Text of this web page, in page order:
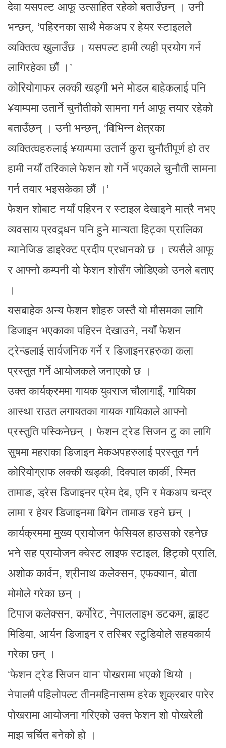
देवा यसपल्ट आफू उत्साहित रहेको बताउँछन् । उनी
भन्छन्, ‘पहिरनका साथै मेकअप र हेयर स्टाइलले
व्यक्तित्व खुलाउँछ । यसपल्ट हामी त्यही प्रयोग गर्न
लागिरहेका छौं ।’
कोरियोगाफर लक्की खड्गी भने मोडल बाहेकलाई पनि
¥याम्पमा उतार्ने चुनौतीको सामना गर्न आफू तयार रहेको
बताउँछन् । उनी भन्छन्, ‘विभिन्न क्षेत्रका
व्यक्तित्वहरुलाई ¥याम्पमा उतार्ने कुरा चुनौतीपूर्ण हो तर
हामी नयाँ तरिकाले फेशन शो गर्ने भएकाले चुनौती सामना
गर्न तयार भइसकेका छौं ।’
फेशन शोबाट नयाँ पहिरन र स्टाइल देखाइने मात्रै नभए
व्यवसाय प्रवद्र्धन पनि हुने मान्यता हिट्का प्रालिका
म्यानेजिङ डाइरेक्ट प्रदीप प्रधानको छ । त्यसैले आफू
र आफ्नो कम्पनी यो फेशन शोसँग जोडिएको उनले बताए
।
यसबाहेक अन्य फेशन शोहरु जस्तै यो मौसमका लागि
डिजाइन भएकाका पहिरन देखाउने, नयाँ फेशन
ट्रेन्डलाई सार्वजनिक गर्ने र डिजाइनरहरुका कला
प्रस्तुत गर्ने आयोजकले जनाएको छ ।
उक्त कार्यक्रममा गायक युवराज चौलागाइँ, गायिका
आस्था राउत लगायतका गायक गायिकाले आफ्नो
प्रस्तुति पस्किनेछन् । फेशन ट्रेड सिजन टु का लागि
सुषमा महराका डिजाइन मेकअपहरुलाई प्रस्तुत गर्न
कोरियोग्राफ लक्की खड्की, दिक्पाल कार्की, स्मित
तामाङ, ड्रेस डिजाइनर प्रेम देब, एनि र मेकअप चन्द्र
लामा र हेयर डिजाइनमा बिगेन तामाङ रहने छन् ।
कार्यक्रममा मुख्य प्रायोजन फेसियल हाउसको रहनेछ
भने सह प्रायोजन क्वेस्ट लाइफ स्टाइल, हिट्को प्रालि,
अशोक कार्वन, श्रीनाथ कलेक्सन, एफक्यान, बोता
मोमोले गरेका छन् ।
टिपाज कलेक्सन, कर्पोरेट, नेपाललाइभ डटकम, ह्वाइट
मिडिया, आर्यन डिजाइन र तस्बिर स्टुडियोले सहयकार्य
गरेका छन् ।
‘फेशन ट्रेड सिजन वान’ पोखरामा भएको थियो ।
नेपालमै पहिलोपल्ट तीनमहिनासम्म हरेक शुक्रबार पारेर
पोखरामा आयोजना गरिएको उक्त फेशन शो पोखरेली
माझ चर्चित बनेको हो ।